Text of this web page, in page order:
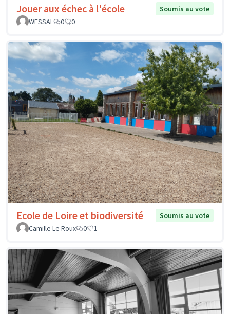
Jouer aux échec à l'école
Soumis au vote
WESSAL
0 0
Ecole de Loire et biodiversité
Soumis au vote
Camille Le Roux
0 1